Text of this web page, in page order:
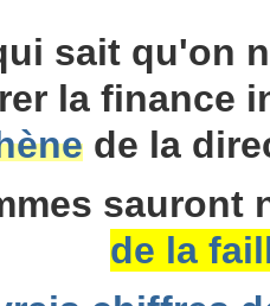
sait qu'on
la finance
de la
sauront
de la